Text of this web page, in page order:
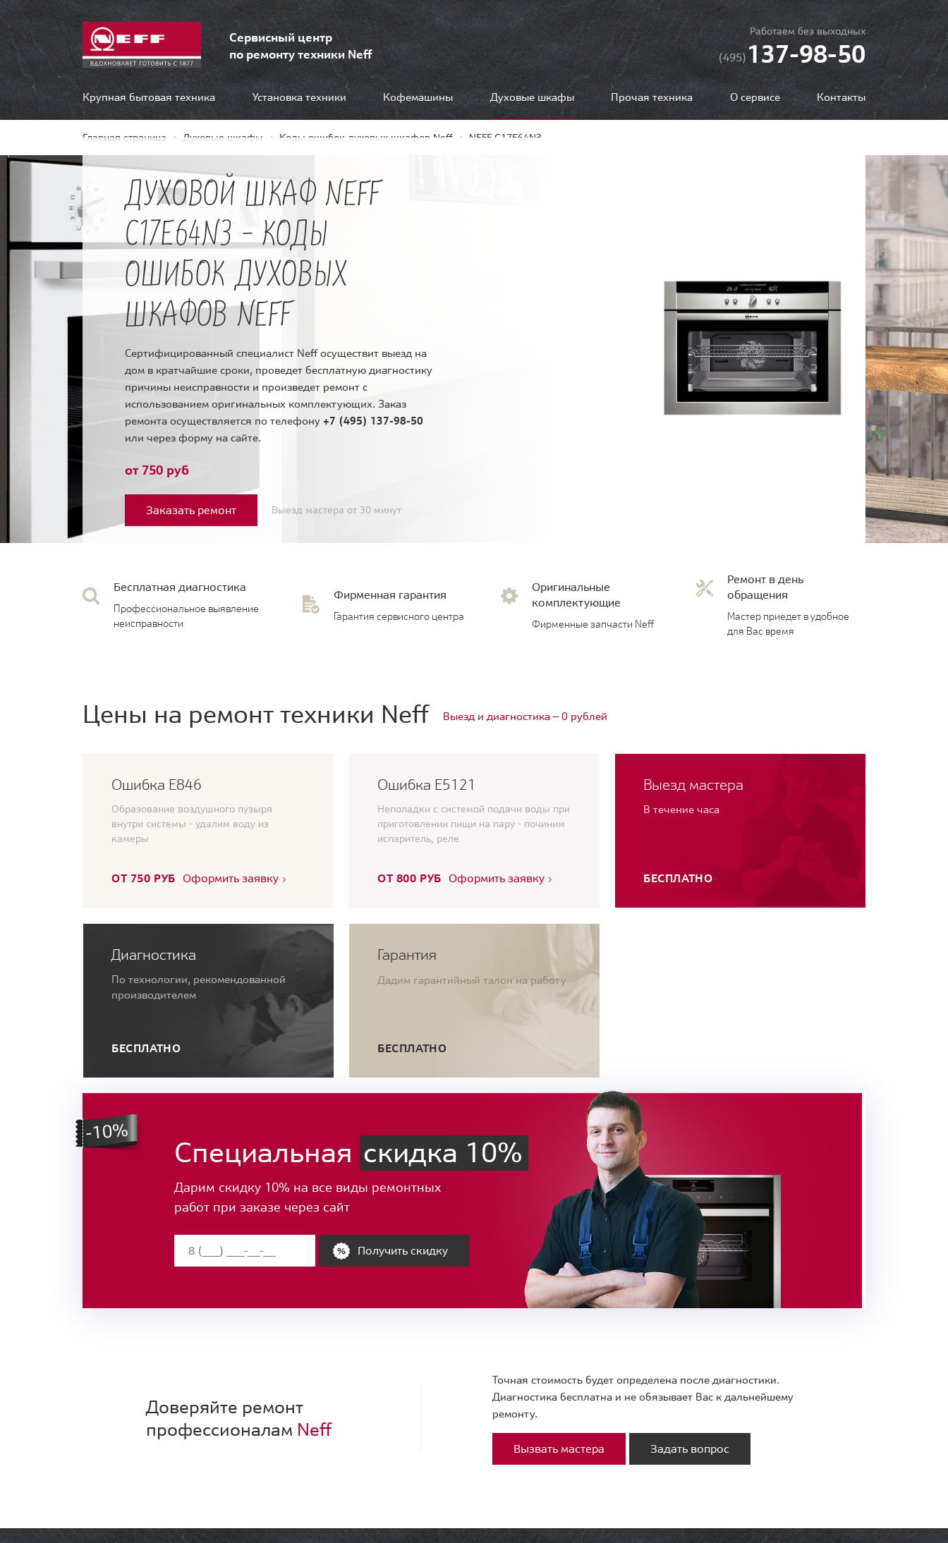
Сервисный центр
по ремонту техники Neff
Работаем без выходных
(495)137-98-50
Крупная бытовая техника Установка техники Кофемашины Духовые шкафы Прочая техника О сервисе Контакты
Главная страница Духовые шкафы Коды ошибок духовых шкафов Neff NEFF C17E64N3
ДУХОВОЙ ШКАФ NEFF
C17E64N3 - КОДЫ
ОШИБОК ДУХОВЫХ
ШКАФОВ NEFF
Сертифицированный специалист Neff осуществит выезд на
дом в кратчайшие сроки, проведет бесплатную диагностику
причины неисправности и произведет ремонт с
использованием оригинальных комплектующих. Заказ
ремонта осуществляется по телефону +7 (495) 137-98-50
или через форму на сайте.
от 750 руб
Заказать ремонт Выезд мастера от 30 минут
Бесплатная диагностика
Профессиональное выявление
неисправности
Фирменная гарантия
Гарантия сервисного центра
Оригинальные
комплектующие
Фирменные запчасти Neff
Ремонт в день
обращения
Мастер приедет в удобное
для Вас время
Цены на ремонт техники Neff Выезд и диагностика — 0 рублей
Ошибка Е846
Образование воздушного пузыря
внутри системы - удалим воду из
камеры
ОТ 750 РУБ Оформить заявку
Ошибка E5121
Неполадки с системой подачи воды при
приготовлении пищи на пару - починим
испаритель, реле
ОТ 800 РУБ Оформить заявку
Выезд мастера
В течение часа
БЕСПЛАТНО
Диагностика
По технологии, рекомендованной
производителем
БЕСПЛАТНО
Гарантия
Дадим гарантийный талон на работу
БЕСПЛАТНО
Специальная скидка 10%
Дарим скидку 10% на все виды ремонтных
работ при заказе через сайт
Получить скидку
Доверяйте ремонт
профессионалам Neff
Точная стоимость будет определена после диагностики.
Диагностика бесплатна и не обязывает Вас к дальнейшему
ремонту.
Вызвать мастера Задать вопрос